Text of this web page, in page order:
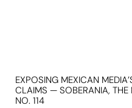
EXPOSING MEXICAN
CLAIMS — SOBERANIA,
NO. 114